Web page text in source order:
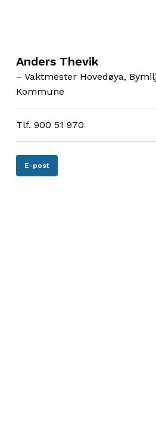
Anders Thevik
– Vaktmester Hovedøya,
Kommune
Tlf. 900 51 970
E-post